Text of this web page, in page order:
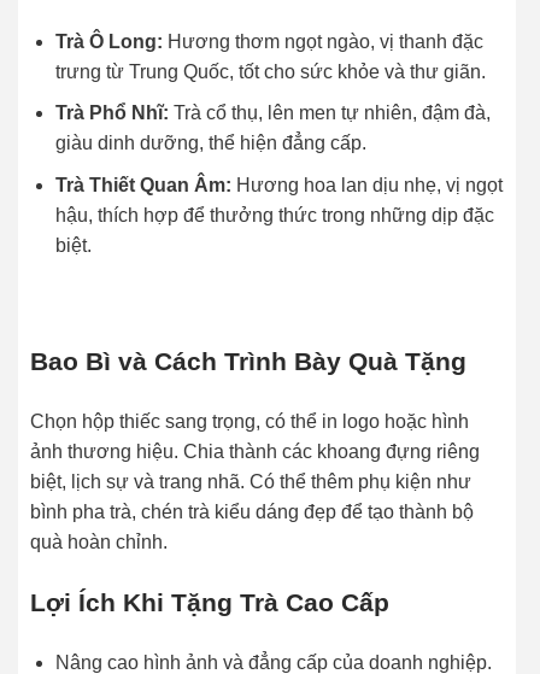
Trà Ô Long: Hương thơm ngọt ngào, vị thanh đặc
trưng từ Trung Quốc, tốt cho sức khỏe và thư giãn.
Trà Phổ Nhĩ: Trà cổ thụ, lên men tự nhiên, đậm đà,
giàu dinh dưỡng, thể hiện đẳng cấp.
Trà Thiết Quan Âm: Hương hoa lan dịu nhẹ, vị ngọt
hậu, thích hợp để thưởng thức trong những dịp đặc
biệt.
Bao Bì và Cách Trình Bày Quà Tặng
Chọn hộp thiếc sang trọng, có thể in logo hoặc hình
ảnh thương hiệu. Chia thành các khoang đựng riêng
biệt, lịch sự và trang nhã. Có thể thêm phụ kiện như
bình pha trà, chén trà kiểu dáng đẹp để tạo thành bộ
quà hoàn chỉnh.
Lợi Ích Khi Tặng Trà Cao Cấp
Nâng cao hình ảnh và đẳng cấp của doanh nghiệp.